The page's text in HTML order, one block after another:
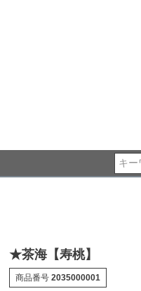
★茶海【寿桃】
商品番号 2035000001